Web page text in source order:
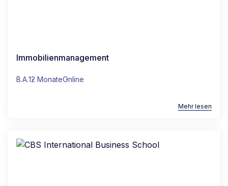
Immobilienmanagement
B.A.12 MonateOnline
Mehr lesen